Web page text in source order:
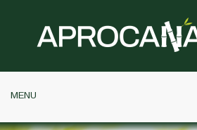
MENU